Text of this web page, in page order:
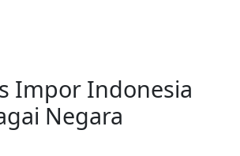
Impor Indonesia
Negara